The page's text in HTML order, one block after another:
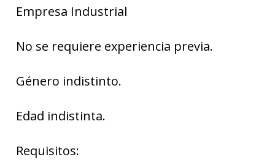
Empresa Industrial
No se requiere experiencia previa.
Género indistinto.
Edad indistinta.
Requisitos: